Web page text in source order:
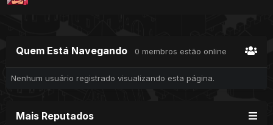
Quem Está Navegando 0 membros estão online
Nenhum usuário registrado visualizando esta página.
Mais Reputados